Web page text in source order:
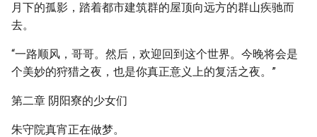
月下的孤影，踏着都市建筑群的屋顶向远方的群山疾驰而
去。
“一路顺风，哥哥。然后，欢迎回到这个世界。今晚将会是
个美妙的狩猎之夜，也是你真正意义上的复活之夜。”
第二章 阴阳寮的少女们
朱守院真宵正在做梦。